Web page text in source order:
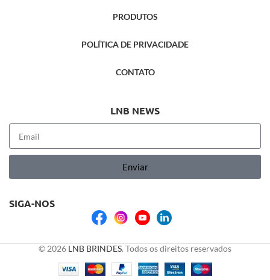
PRODUTOS
POLÍTICA DE PRIVACIDADE
CONTATO
LNB NEWS
Enviar
SIGA-NOS
© 2026 LNB BRINDES. Todos os direitos reservados